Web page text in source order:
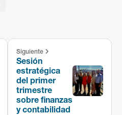
Siguiente
Sesión
estratégica
del primer
trimestre
sobre finanzas
y contabilidad